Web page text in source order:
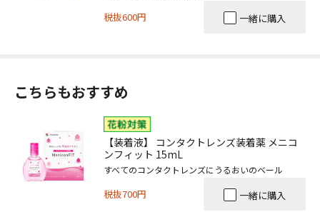
税抜600円 一緒に購入
こちらもおすすめ
【装着液】 コンタクトレンズ装着薬 メニコ
ンフィット 15mL
すべてのコンタクトレンズにうるおいのベール
税抜700円 一緒に購入